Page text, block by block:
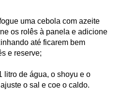
uma cebola com azeite
os rolês à panela e adicione
até ficarem bem
e reserve;
litro de água, o shoyu e o
o sal e coe o caldo.